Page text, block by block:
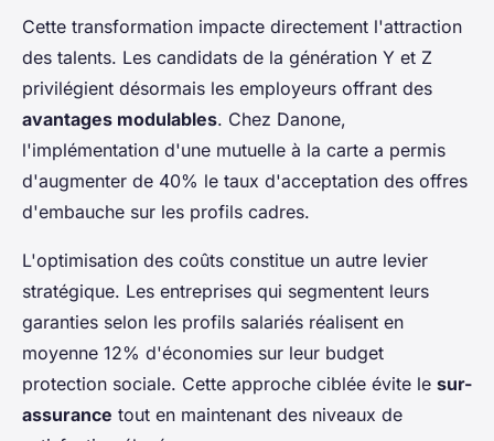
Cette transformation impacte directement l'attraction
des talents. Les candidats de la génération Y et Z
privilégient désormais les employeurs offrant des
avantages modulables. Chez Danone,
l'implémentation d'une mutuelle à la carte a permis
d'augmenter de 40% le taux d'acceptation des offres
d'embauche sur les profils cadres.
L'optimisation des coûts constitue un autre levier
stratégique. Les entreprises qui segmentent leurs
garanties selon les profils salariés réalisent en
moyenne 12% d'économies sur leur budget
protection sociale. Cette approche ciblée évite le sur-
assurance tout en maintenant des niveaux de